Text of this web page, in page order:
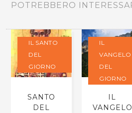
POTREBBERO
IL SANTO
DEL
GIORNO
SANTO
DEL
IL
VANGELO
DEL
GIORNO
IL
VANGELO